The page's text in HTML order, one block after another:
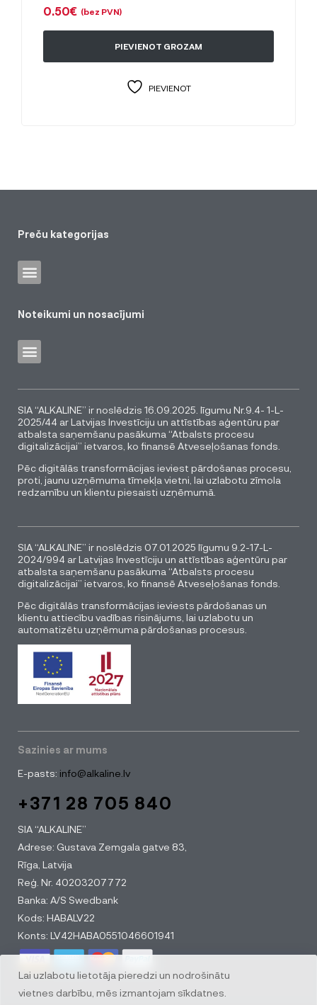
0.50€ (bez PVN)
PIEVIENOT GROZAM
PIEVIENOT
Lai uzlabotu lietotāja pieredzi un nodrošinātu
vietnes darbību, mēs izmantojam sīkdatnes.
Preču kategorijas
Noteikumi un nosacījumi
SIA “ALKALINE” ir noslēdzis 16.09.2025. līgumu Nr.9.4- 1-L-
2025/44 ar Latvijas Investīciju un attīstības aģentūru par
atbalsta saņemšanu pasākuma “Atbalsts procesu
digitalizācijai” ietvaros, ko finansē Atveseļošanas fonds.
Pēc digitālās transformācijas ieviest pārdošanas procesu,
proti, jaunu uzņēmuma tīmekļa vietni, lai uzlabotu zīmola
redzamību un klientu piesaisti uzņēmumā.
SIA “ALKALINE” ir noslēdzis 07.01.2025 līgumu 9.2-17-L-
2024/994 ar Latvijas Investīciju un attīstības aģentūru par
atbalsta saņemšanu pasākuma “Atbalsts procesu
digitalizācijai” ietvaros, ko finansē Atveseļošanas fonds.
Pēc digitālās transformācijas ieviests pārdošanas un
klientu attiecību vadības risinājums, lai uzlabotu un
automatizētu uzņēmuma pārdošanas procesus.
Sazinies ar mums
E-pasts: info@alkaline.lv
+371 28 705 840
SIA “ALKALINE”
Adrese: Gustava Zemgala gatve 83,
Rīga, Latvija
Reģ. Nr. 40203207772
Banka: A/S Swedbank
Kods: HABALV22
Konts: LV42HABA0551046601941